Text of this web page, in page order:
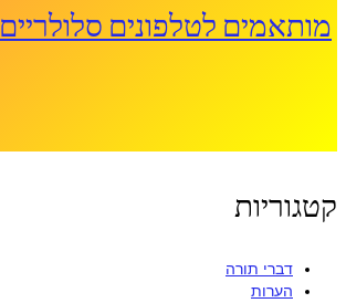
מותאמים לטלפונים סלולריים
קטגוריות
דברי תורה
הערות